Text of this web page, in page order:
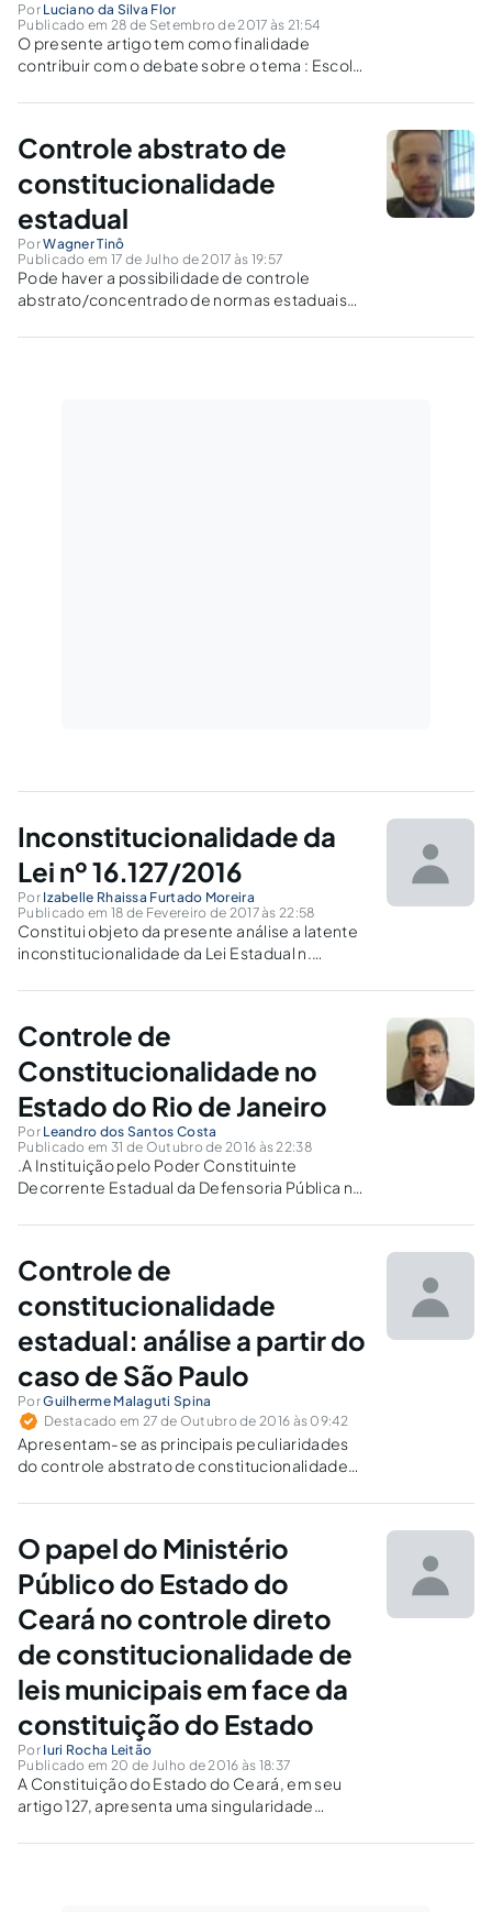
Por Luciano da Silva Flor
Publicado em 28 de Setembro de 2017 às 21:54
O presente artigo tem como finalidade
contribuir com o debate sobre o tema : Escola
proposto na câmara de vereadores do
Controle abstrato de
constitucionalidade
estadual
PorWagner Tinô
Publicado em 17 de Julho de 2017 às 19:57
Pode haver a possibilidade de controle
abstrato/concentrado de normas estaduais
ou seja, não poderá ser utilizado como
Inconstitucionalidade da
Lei nº 16.127/2016
Por Izabelle Rhaissa Furtado Moreira
Publicado em 18 de Fevereiro de 2017 às 22:58
Constitui objeto da presente análise a latente
inconstitucionalidade da Lei Estadual n.
mensuração de tarifas e visibilidade das
de veículos e dá providências correlatas.
Controle de
Constitucionalidade no
Estado do Rio de Janeiro
Por Leandro dos Santos Costa
Publicado em 31 de Outubro de 2016 às 22:38
.A Instituição pelo Poder Constituinte
Decorrente Estadual da Defensoria Pública no
Representação de Inconstitucionalidade.
Controle de
constitucionalidade
estadual: análise a partir do
caso de São Paulo
PorGuilherme Malaguti Spina
Destacado em 27 de Outubro de 2016 às 09:42
Apresentam-se as principais peculiaridades
do controle abstrato de constitucionalidade
mais relevantes a partir do caso do Estado de
O papel do Ministério
Público do Estado do
Ceará no controle direto
de constitucionalidade de
leis municipais em face da
constituição do Estado
Por Iuri Rocha Leitão
Publicado em 20 de Julho de 2016 às 18:37
A Constituição do Estado do Ceará, em seu
artigo 127, apresenta uma singularidade
na República. Nela não consta o PGJ como